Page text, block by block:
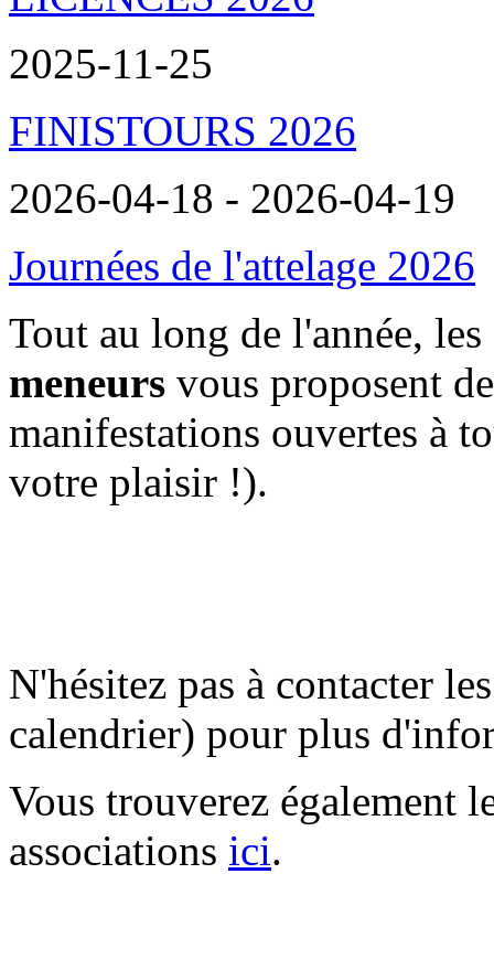
2025-11-25
FINISTOURS 2026
2026-04-18 - 2026-04-19
Journées de l'attelage 2026
Tout au long de l'année, les
meneurs vous proposent
manifestations ouvertes à
votre plaisir !).
N'hésitez pas à contacter
calendrier) pour plus
Vous trouverez également
associations ici.